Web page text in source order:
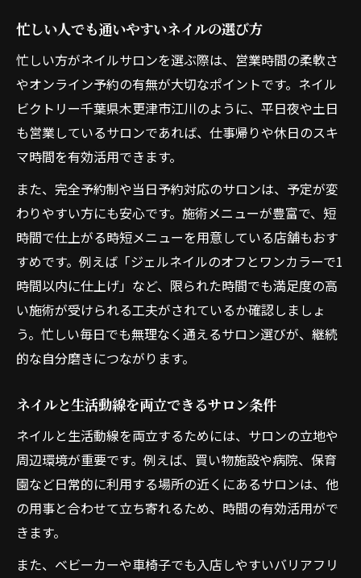
忙しい人でも通いやすいネイルの選び方
忙しい方がネイルサロンを選ぶ際は、営業時間の柔軟さ
やオンライン予約の有無が大切なポイントです。ネイル
ビクトリー千葉県木更津市江川のように、平日夜や土日
も営業しているサロンであれば、仕事帰りや休日のスキ
マ時間を有効活用できます。
また、完全予約制や当日予約対応のサロンは、予定が変
わりやすい方にも安心です。施術メニューが豊富で、短
時間で仕上がる時短メニューを用意している店舗もおす
すめです。例えば「ジェルネイルのオフとワンカラーで1
時間以内に仕上げ」など、限られた時間でも満足度の高
い施術が受けられる工夫がされているか確認しましょ
う。忙しい毎日でも無理なく通えるサロン選びが、継続
的な自分磨きにつながります。
ネイルと生活動線を両立できるサロン条件
ネイルと生活動線を両立するためには、サロンの立地や
周辺環境が重要です。例えば、買い物施設や病院、保育
園など日常的に利用する場所の近くにあるサロンは、他
の用事と合わせて立ち寄れるため、時間の有効活用がで
きます。
また、ベビーカーや車椅子でも入店しやすいバリアフリ